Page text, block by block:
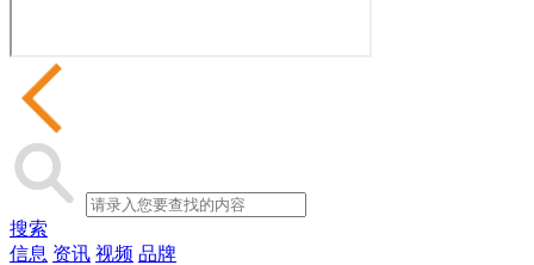
搜索
信息 资讯 视频 品牌